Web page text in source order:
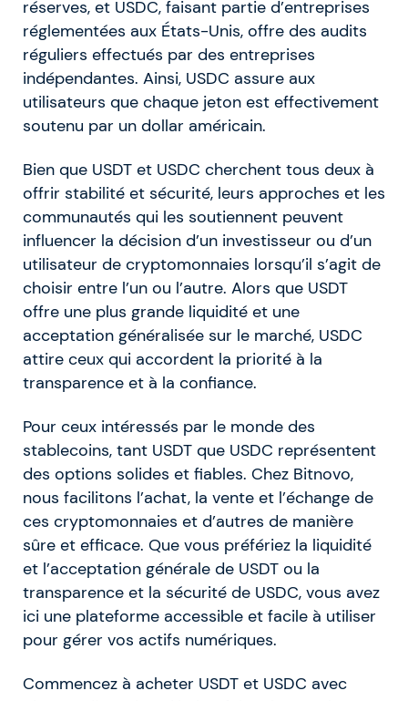
réserves, et USDC, faisant partie d’entreprises
réglementées aux États-Unis, offre des audits
réguliers effectués par des entreprises
indépendantes. Ainsi, USDC assure aux
utilisateurs que chaque jeton est effectivement
soutenu par un dollar américain.
Bien que USDT et USDC cherchent tous deux à
offrir stabilité et sécurité, leurs approches et les
communautés qui les soutiennent peuvent
influencer la décision d’un investisseur ou d’un
utilisateur de cryptomonnaies lorsqu’il s’agit de
choisir entre l’un ou l’autre. Alors que USDT
offre une plus grande liquidité et une
acceptation généralisée sur le marché, USDC
attire ceux qui accordent la priorité à la
transparence et à la confiance.
Pour ceux intéressés par le monde des
stablecoins, tant USDT que USDC représentent
des options solides et fiables. Chez Bitnovo,
nous facilitons l’achat, la vente et l’échange de
ces cryptomonnaies et d’autres de manière
sûre et efficace. Que vous préfériez la liquidité
et l’acceptation générale de USDT ou la
transparence et la sécurité de USDC, vous avez
ici une plateforme accessible et facile à utiliser
pour gérer vos actifs numériques.
Commencez à acheter USDT et USDC avec